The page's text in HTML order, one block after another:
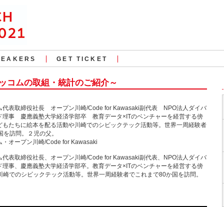
GET TICKET
コムの取組・統計のご紹介～
代表取締役社長 オープン川崎/Code for Kawasaki副代表 NPO法人ダイバ
理事 慶應義塾大学経済学部卒 教育データ×ITのベンチャーを経営する傍
もたちに絵本を配る活動や川崎でのシビックテック活動等。世界一周経験者
訪問。２児の父。
・オープン川崎/Code for Kawasaki
代表取締役社長、オープン川崎/Code for Kawasaki副代表、NPO法人ダイバ
理事、慶應義塾大学経済学部卒。教育データ×ITのベンチャーを経営する傍
でのシビックテック活動等。世界一周経験者でこれまで80か国を訪問。